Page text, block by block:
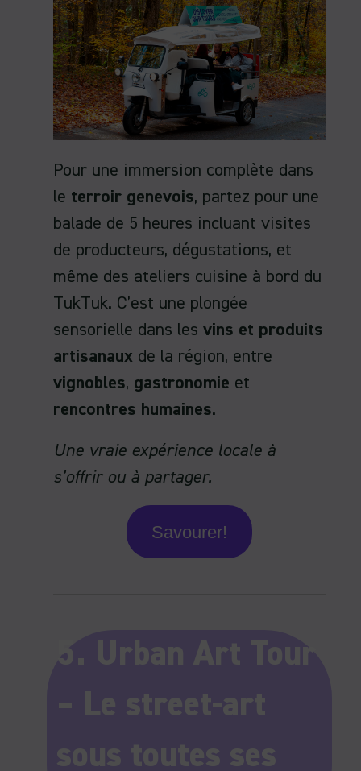
Pour une immersion complète dans
le terroir genevois, partez pour une
balade de 5 heures incluant visites
de producteurs, dégustations, et
même des ateliers cuisine à bord du
TukTuk. C’est une plongée
sensorielle dans les vins et produits
artisanaux de la région, entre
vignobles, gastronomie et
rencontres humaines.
Une vraie expérience locale à
s’offrir ou à partager.
Savourer!
5. Urban Art Tour
– Le street-art
sous toutes ses